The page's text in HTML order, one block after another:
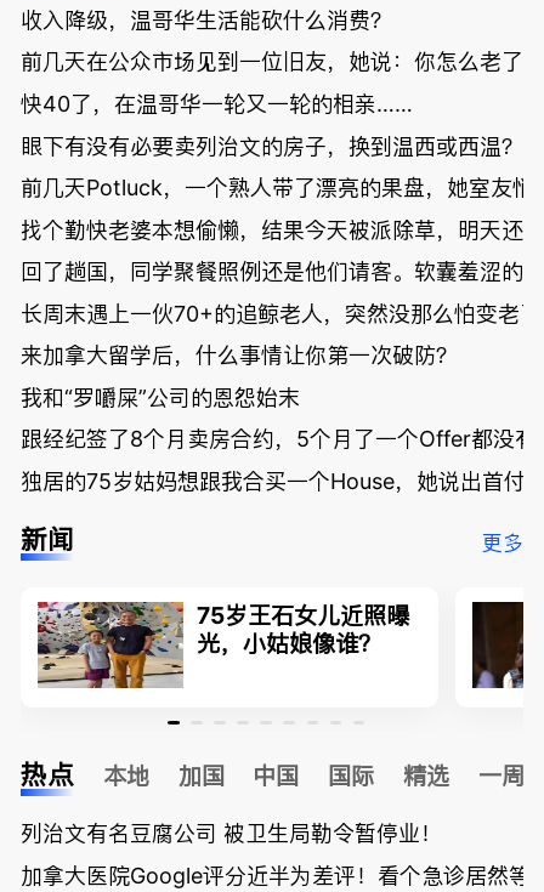
收入降级，温哥华生活能砍什么消费？
前几天在公众市场见到一位旧友，她说：你怎么老了
快40了，在温哥华一轮又一轮的相亲……
眼下有没有必要卖列治文的房子，换到温西或西温？
前几天Potluck，一个熟人带了漂亮的果盘，她室友悄
找个勤快老婆本想偷懒，结果今天被派除草，明天还
回了趟国，同学聚餐照例还是他们请客。软囊羞涩的
长周末遇上一伙70+的追鲸老人，突然没那么怕变老了
来加拿大留学后，什么事情让你第一次破防？
我和“罗嚼屎”公司的恩怨始末
跟经纪签了8个月卖房合约，5个月了一个Offer都没有
独居的75岁姑妈想跟我合买一个House，她说出首付
新闻 更多
75岁王石女儿近照曝
光，小姑娘像谁？
热点 本地 加国 中国 国际 精选 一周
列治文有名豆腐公司 被卫生局勒令暂停业！
加拿大医院Google评分近半为差评！看个急诊居然等